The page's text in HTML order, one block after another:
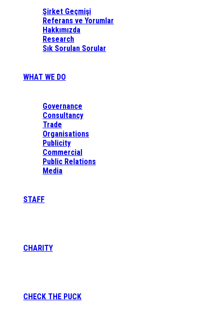
Şirket Geçmişi
Referans ve Yorumlar
Hakkımızda
Research
Sık Sorulan Sorular
WHAT WE DO
Governance
Consultancy
Trade
Organisations
Publicity
Commercial
Public Relations
Media
STAFF
CHARITY
CHECK THE PUCK